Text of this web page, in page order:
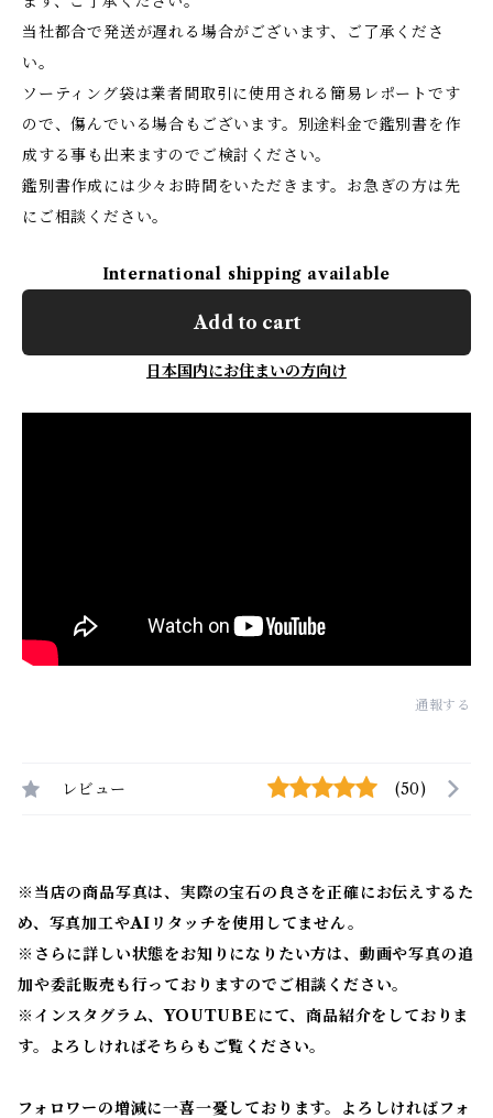
当社都合で発送が遅れる場合がございます、ご了承くださ
い。
ソーティング袋は業者間取引に使用される簡易レポートです
ので、傷んでいる場合もございます。別途料金で鑑別書を作
成する事も出来ますのでご検討ください。
鑑別書作成には少々お時間をいただきます。お急ぎの方は先
にご相談ください。
International shipping available
Add to cart
日本国内にお住まいの方向け
通報する
レビュー (50)
※当店の商品写真は、実際の宝石の良さを正確にお伝えするた
め、写真加工やAIリタッチを使用してません。
※ さらに詳しい状態をお知りになりたい方は、動画や写真の追
加や委託販売も行っておりますのでご相談ください。
※ インスタグラム、YOUTUBEにて、商品紹介をしておりま
す。よろしければそちらもご覧ください。
フォロワーの増減に一喜一憂しております。よろしければフォ